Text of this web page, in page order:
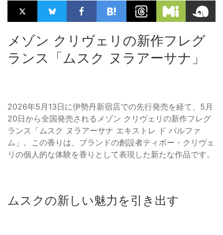
メゾン クリヴェリの新作フレグ
ランス「ムスク ヌラアーサナ」
2026年5月13日に伊勢丹新宿店での先行発売を経て、5月
20日から全国発売されるメゾン クリヴェリの新作フレグ
ランス「ムスク ヌラアーサナ エキストレ ド パルファ
ム」。この香りは、ブランドの創設者ティボー・クリヴェ
リの個人的な体験を香りとして表現した新たな作品です。
ムスクの新しい魅力を引き出す